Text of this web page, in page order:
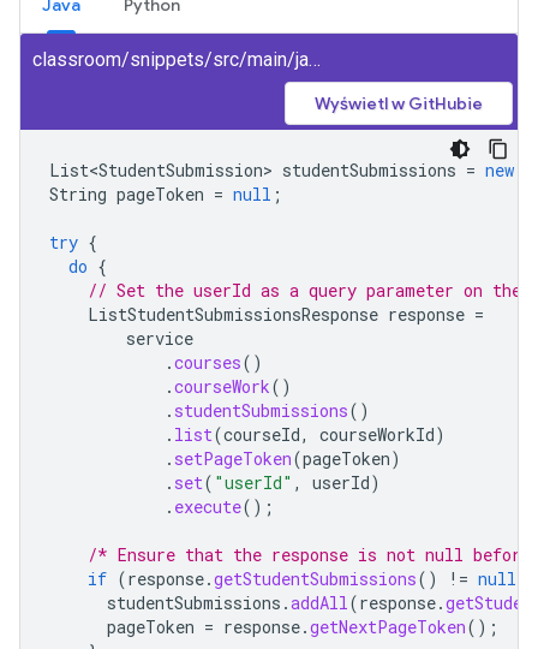
Java Python
classroom/snippets/src/main/java/ListStudentSubmissions.java
Wyświetl w GitHubie
List<StudentSubmission> studentSubmissions = new
String pageToken = null ;
try {
do {
// Set the userId as a query parameter on the
ListStudentSubmissionsResponse response =
service
.courses()
.courseWork()
. studentSubmissions()
. list(courseId, courseWorkId)
. setPageToken(pageToken)
. set( "userId" , userId)
. execute();
/* Ensure that the response is not null
if (response.getStudentSubmissions() != null
studentSubmissions .addAll(response.
pageToken = response.getNextPageToken();